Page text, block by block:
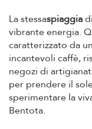
La stessaspiaggia
vibrante energia.
caratterizzato da
incantevoli caffè,
negozi di
per prendere il
sperimentare la
Bentota.